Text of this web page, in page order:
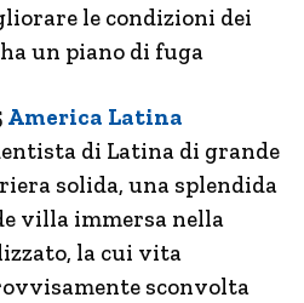
le condizioni dei
un piano di fuga
America Latina
di Latina di grande
solida, una splendida
villa immersa nella
la cui vita
sconvolta